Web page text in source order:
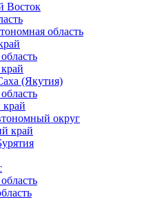
Восток
область
(Якутия)
край
округ
край